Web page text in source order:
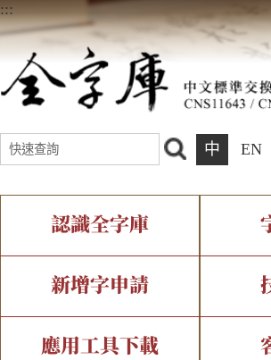
:::
中 EN
認識全字庫
全字庫介紹
中文碼介紹 專
IDS查詢
複合查詢
新增字申請
新字申請處理流程
字形即時顯示 造
應用工具下載